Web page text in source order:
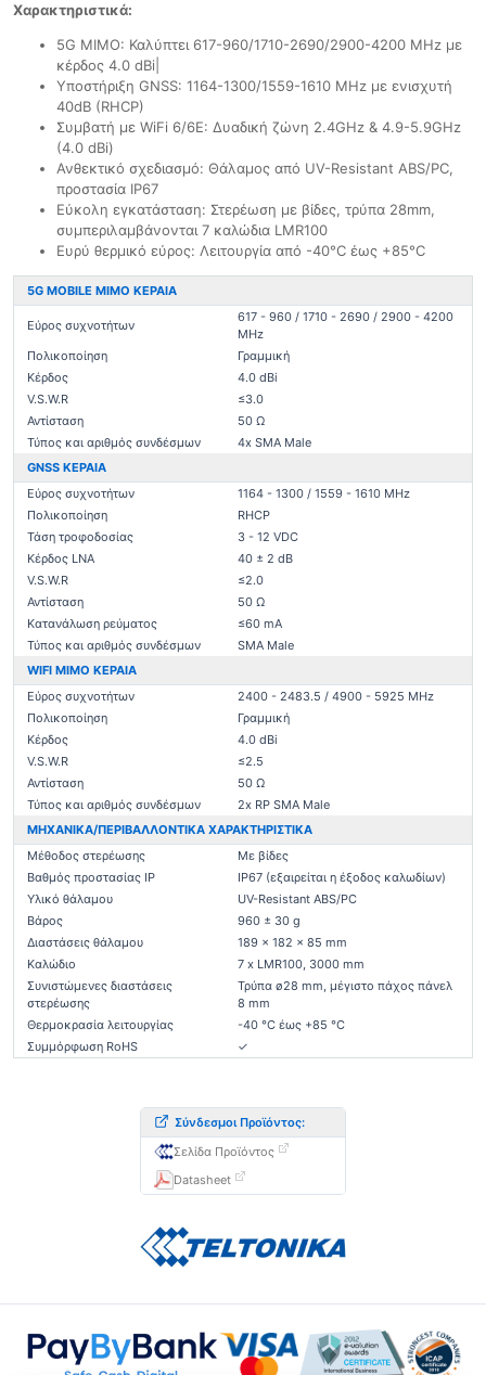
Χαρακτηριστικά:
5G MIMO: Καλύπτει 617-960/1710-2690/2900-4200 MHz με
κέρδος 4.0 dBi|
Υποστήριξη GNSS: 1164-1300/1559-1610 MHz με ενισχυτή
40dB (RHCP)
Συμβατή με WiFi 6/6E: Δυαδική ζώνη 2.4GHz & 4.9-5.9GHz
(4.0 dBi)
Ανθεκτικό σχεδιασμό: Θάλαμος από UV-Resistant ABS/PC,
προστασία IP67
Εύκολη εγκατάσταση: Στερέωση με βίδες, τρύπα 28mm,
συμπεριλαμβάνονται 7 καλώδια LMR100
Ευρύ θερμικό εύρος: Λειτουργία από -40°C έως +85°C
5G MOBILE MIMO ΚΕΡΑΙΑ
Εύρος συχνοτήτων
617 - 960 / 1710 - 2690 / 2900 - 4200
MHz
Πολικοποίηση
Γραμμική
Κέρδος
4.0 dBi
V.S.W.R
≤3.0
Αντίσταση
50 Ω
Τύπος και αριθμός συνδέσμων
4x SMA Male
GNSS ΚΕΡΑΙΑ
Εύρος συχνοτήτων
1164 - 1300 / 1559 - 1610 MHz
Πολικοποίηση
RHCP
Τάση τροφοδοσίας
3 - 12 VDC
Κέρδος LNA
40 ± 2 dB
V.S.W.R
≤2.0
Αντίσταση
50 Ω
Κατανάλωση ρεύματος
≤60 mA
Τύπος και αριθμός συνδέσμων
SMA Male
WIFI MIMO ΚΕΡΑΙΑ
Εύρος συχνοτήτων
2400 - 2483.5 / 4900 - 5925 MHz
Πολικοποίηση
Γραμμική
Κέρδος
4.0 dBi
V.S.W.R
≤2.5
Αντίσταση
50 Ω
Τύπος και αριθμός συνδέσμων
2x RP SMA Male
ΜΗΧΑΝΙΚΑ/ΠΕΡΙΒΑΛΛΟΝΤΙΚΑ ΧΑΡΑΚΤΗΡΙΣΤΙΚΑ
Μέθοδος στερέωσης
Με βίδες
Βαθμός προστασίας IP
IP67 (εξαιρείται η έξοδος καλωδίων)
Υλικό θάλαμου
UV-Resistant ABS/PC
Βάρος
960 ± 30 g
Διαστάσεις θάλαμου
189 x 182 x 85 mm
Καλώδιο
7 x LMR100, 3000 mm
Συνιστώμενες διαστάσεις
στερέωσης
Τρύπα ø28 mm, μέγιστο πάχος πάνελ
8 mm
Θερμοκρασία λειτουργίας
-40 °C έως +85 °C
Συμμόρφωση RoHS
✓
Σύνδεσμοι Προϊόντος:
Σελίδα Προϊόντος
Datasheet